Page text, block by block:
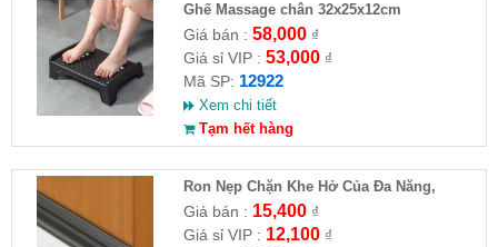
Ghế Massage chân 32x25x12cm
Giá bán : 58,000₫
Giá sỉ VIP : 53,000₫
Mã SP: 12922
Xem chi tiết
Tạm hết hàng
Ron Nẹp Chặn Khe Hở Của Đa Năng,
Chống Côn Trùng( HĐ )
Giá bán : 15,400₫
Giá sỉ VIP : 12,100₫